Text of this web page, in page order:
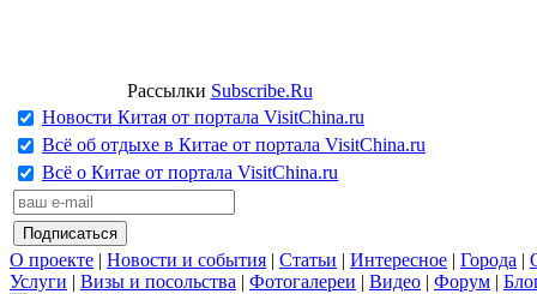
Рассылки Subscribe.Ru
Новости Китая от портала VisitChina.ru
Всё об отдыхе в Китае от портала VisitChina.ru
Всё о Китае от портала VisitChina.ru
О проекте | Новости и события | Статьи | Интересное | Города |
Услуги | Визы и посольства | Фотогалереи | Видео | Форум |